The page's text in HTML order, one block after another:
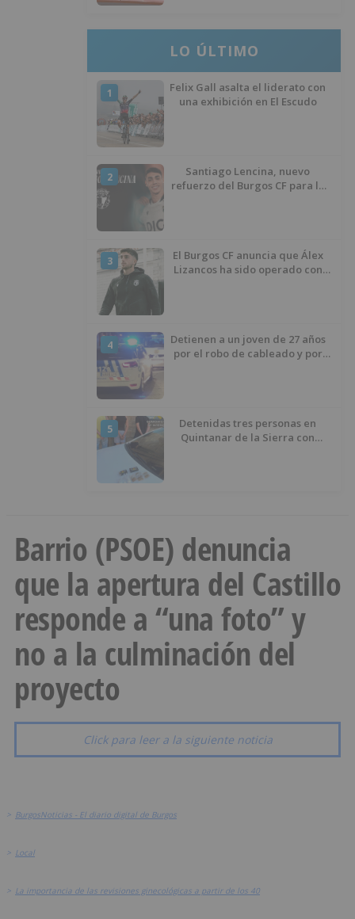
LO ÚLTIMO
1
Felix Gall asalta el liderato con
una exhibición en El Escudo
2
Santiago Lencina, nuevo
refuerzo del Burgos CF para la
3
El Burgos CF anuncia que Álex
Lizancos ha sido operado con
4
Detienen a un joven de 27 años
por el robo de cableado y por
5
Detenidas tres personas en
Quintanar de la Sierra con
Barrio (PSOE) denuncia
que la apertura del Castillo
responde a “una foto” y
no a la culminación del
proyecto
Click para leer a la siguiente noticia
> BurgosNoticias - El diario digital de Burgos
> Local
> La importancia de las revisiones ginecológicas a partir de los 40